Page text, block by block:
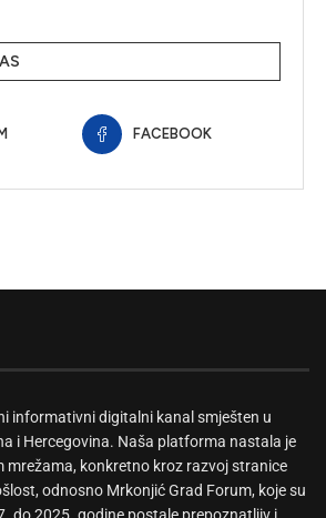
FACEBOOK
informativni digitalni kanal smješten u
i Hercegovina. Naša platforma nastala je
mrežama, konkretno kroz razvoj stranice
odnosno Mrkonjić Grad Forum, koje su